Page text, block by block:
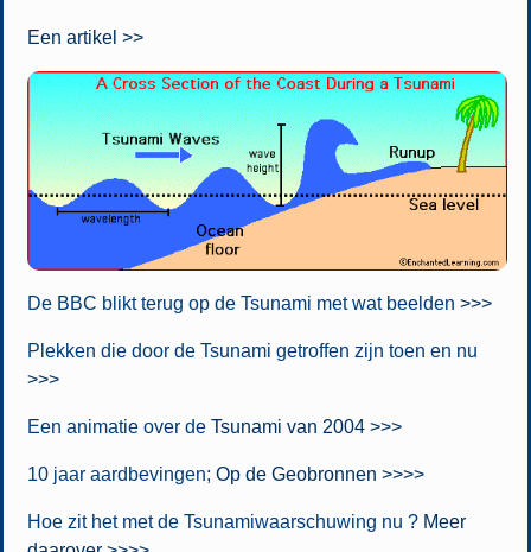
Een artikel >>
De BBC blikt terug op de Tsunami met wat beelden >>>
Plekken die door de Tsunami getroffen zijn toen en nu
>>>
Een animatie over de Tsunami van 2004 >>>
10 jaar aardbevingen; Op de Geobronnen >>>>
Hoe zit het met de Tsunamiwaarschuwing nu ? Meer